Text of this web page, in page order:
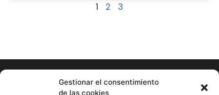
Gestionar el consentimiento
de las cookies
1 2 3